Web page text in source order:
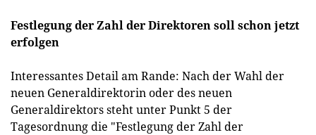
Festlegung der Zahl der Direktoren soll schon jetzt
erfolgen
Interessantes Detail am Rande: Nach der Wahl der
neuen Generaldirektorin oder des neuen
Generaldirektors steht unter Punkt 5 der
Tagesordnung die "Festlegung der Zahl der